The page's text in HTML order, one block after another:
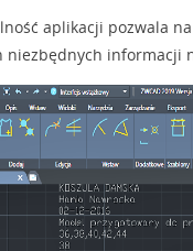
aplikacji pozwala
niezbędnych informacji